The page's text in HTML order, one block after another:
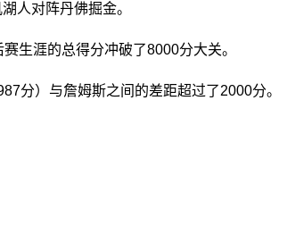
人对阵丹佛掘金。
生涯的总得分冲破了8000分大关。
分）与詹姆斯之间的差距超过了2000分。